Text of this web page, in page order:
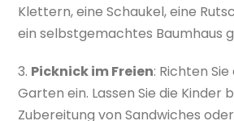
Klettern, eine Schaukel, eine
ein selbstgemachtes Baumhaus
3. Picknick im Freien: Richten
Garten ein. Lassen Sie die Kinder
Zubereitung von Sandwiches